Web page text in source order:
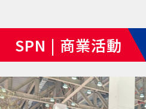
SPN | 商業活動